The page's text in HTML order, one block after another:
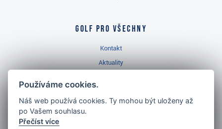
Golf pro všechny
Kontakt
Aktuality
Golfový slovník
Používáme cookies.
Náš web používá cookies. Ty mohou být uloženy až
po Vašem souhlasu.
Přečíst více